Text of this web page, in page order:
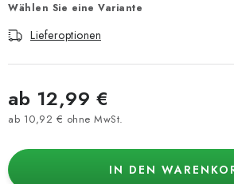
Wählen Sie eine Variante
Lieferoptionen
ab 12,99 €
ab 10,92 € ohne MwSt.
IN DEN